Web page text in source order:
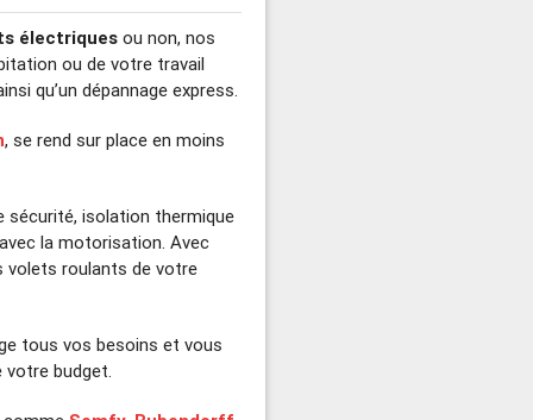
électriques ou non, nos
ou de votre travail
qu’un dépannage express.
, se rend sur place en moins
sécurité, isolation thermique
la motorisation. Avec
volets roulants de votre
tous vos besoins et vous
budget.